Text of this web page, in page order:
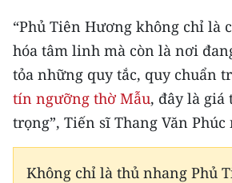
“Phủ Tiên Hương không chỉ là
hóa tâm linh mà còn là nơi
tỏa những quy tắc, quy chuẩn
tín ngưỡng thờ Mẫu, đây là giá
trọng”, Tiến sĩ Thang Văn
Không chỉ là thủ nhang Phủ